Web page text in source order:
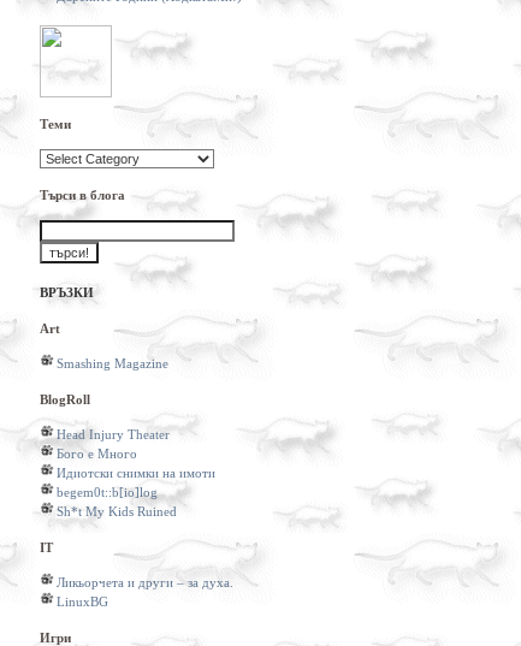
Теми
Теми
Търси в блога
ВРЪЗКИ
Art
Smashing Magazine
BlogRoll
Head Injury Theater
Бого е Много
Идиотски снимки на имоти
begem0t::b[io]log
Sh*t My Kids Ruined
IT
Ликьорчета и други – за духа.
LinuxBG
Игри